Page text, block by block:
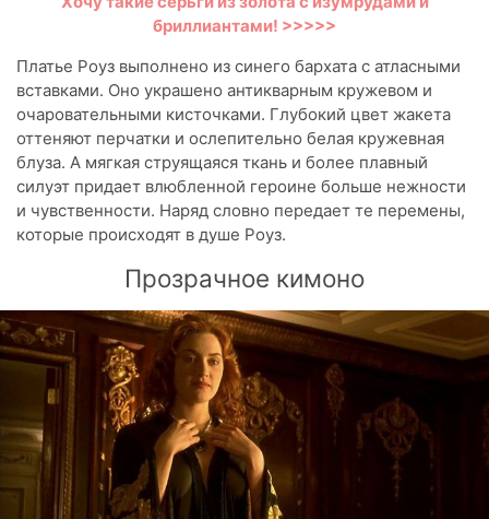
бриллиантами! >>>>>
Платье Роуз выполнено из синего бархата с атласными
вставками. Оно украшено антикварным кружевом и
очаровательными кисточками. Глубокий цвет жакета
оттеняют перчатки и ослепительно белая кружевная
блуза. А мягкая струящаяся ткань и более плавный
силуэт придает влюбленной героине больше нежности
и чувственности. Наряд словно передает те перемены,
которые происходят в душе Роуз.
Прозрачное кимоно